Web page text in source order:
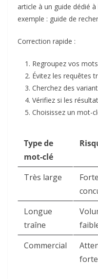
article à un guide dédié
exemple : guide de
Correction rapide :
Regroupez vos
Évitez les requêtes
Cherchez des
Vérifiez si les
Choisissez un mot-
Type de
mot-clé
Très large
Forte
Longue
traîne
Commercial
forte